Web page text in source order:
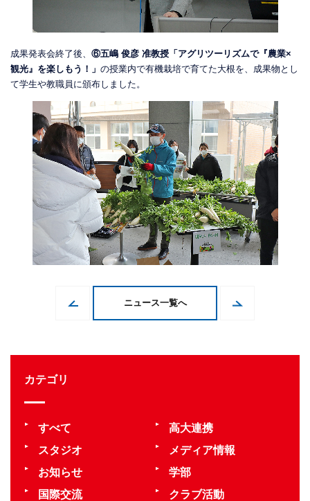
成果発表会終了後、 ⑥五嶋 俊彦 准教授「アグリツーリズムで『農業×
観光』を楽しもう！」 の授業内で有機栽培で育てた大根を、成果物とし
て学生や教職員に頒布しました。
ニュース一覧へ
カテゴリ
すべて
高大連携
スタジオ
メディア情報
お知らせ
学部
国際交流
クラブ活動